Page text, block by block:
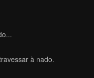
à nado.